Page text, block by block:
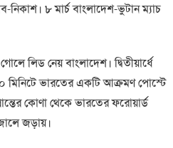
নিকাশ। ৮ মার্চ বাংলাদেশ-ভুটান ম্যাচ
লিড নেয় বাংলাদেশ। দ্বিতীয়ার্ধে
মিনিটে ভারতের একটি আক্রমণ পোস্টে
কোণা থেকে ভারতের ফরোয়ার্ড
জড়ায়।